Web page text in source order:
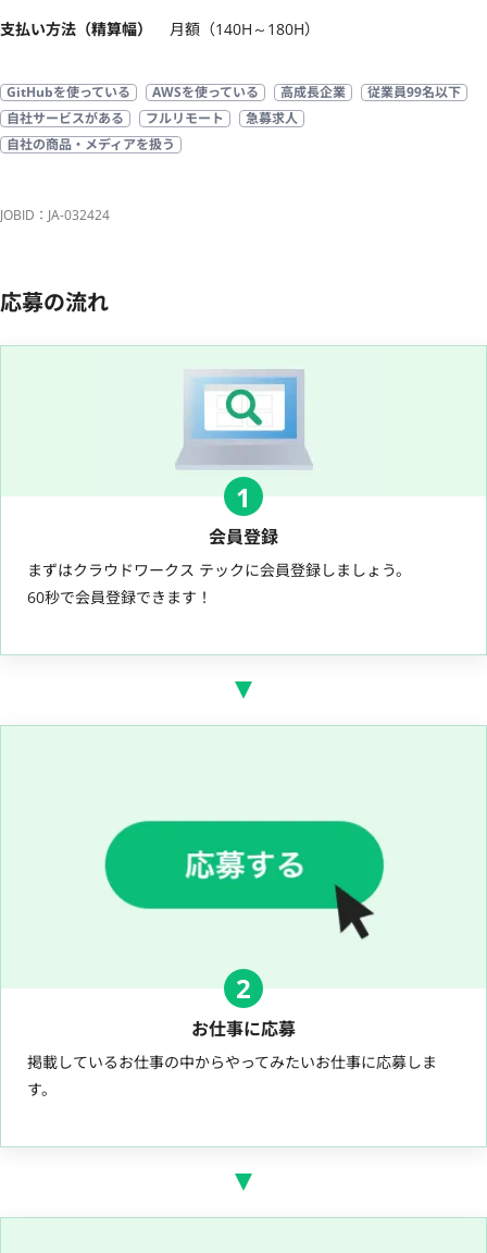
支払い方法（精算幅）
月額（140H～180H）
GitHubを使っている AWSを使っている 高成長企業
従業員99名以下
自社サービスがある
フルリモート
急募求人
自社の商品・メディアを扱う
JOBID：JA-032424
応募の流れ
1
会員登録
まずはクラウドワークス テックに会員登録しましょう。
60秒で会員登録できます！
2
お仕事に応募
掲載しているお仕事の中からやってみたいお仕事に応募しま
す。